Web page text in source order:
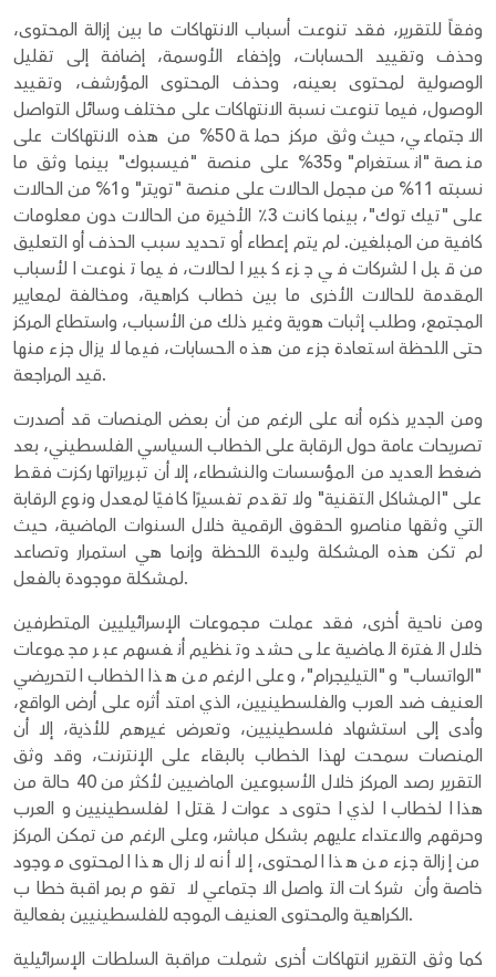
وفقاً للتقرير، فقد تنوعت أسباب الانتهاكات ما بين إزالة المحتوى،
وحذف وتقييد الحسابات، وإخفاء الأوسمة، إضافة إلى تقليل
الوصولية لمحتوى بعينه، وحذف المحتوى المؤرشف، وتقييد
الوصول، فيما تنوعت نسبة الانتهاكات على مختلف وسائل التواصل
الاجتماعي، حيث وثق مركز حملة 50% من هذه الانتهاكات على
منصة "انستغرام" و35% على منصة "فيسبوك" بينما وثق ما
نسبته 11% من مجمل الحالات على منصة "تويتر" و1% من الحالات
على "تيك توك"، بينما كانت 3٪ الأخيرة من الحالات دون معلومات
كافية من المبلغين. لم يتم إعطاء أو تحديد سبب الحذف أو التعليق
من قبل الشركات في جزء كبير الحالات، فيما تنوعت الأسباب
المقدمة للحالات الأخرى ما بين خطاب كراهية، ومخالفة لمعايير
المجتمع، وطلب إثبات هوية وغير ذلك من الأسباب، واستطاع المركز
حتى اللحظة استعادة جزء من هذه الحسابات، فيما لا يزال جزء منها
قيد المراجعة.
ومن الجدير ذكره أنه على الرغم من أن بعض المنصات قد أصدرت
تصريحات عامة حول الرقابة على الخطاب السياسي الفلسطيني، بعد
ضغط العديد من المؤسسات والنشطاء، إلا أن تبريراتها ركزت فقط
على "المشاكل التقنية" ولا تقدم تفسيرًا كافيًا لمعدل ونوع الرقابة
التي وثقها مناصرو الحقوق الرقمية خلال السنوات الماضية، حيث
لم تكن هذه المشكلة وليدة اللحظة وإنما هي استمرار وتصاعد
لمشكلة موجودة بالفعل.
ومن ناحية أخرى، فقد عملت مجموعات الإسرائيليين المتطرفين
خلال الفترة الماضية على حشد وتنظيم أنفسهم عبر مجموعات
"الواتساب" و"التيليجرام"، وعلى الرغم من هذا الخطاب التحريضي
العنيف ضد العرب والفلسطينيين، الذي امتد أثره على أرض الواقع،
وأدى إلى استشهاد فلسطينيين، وتعرض غيرهم للأذية، إلا أن
المنصات سمحت لهذا الخطاب بالبقاء على الإنترنت، وقد وثق
التقرير رصد المركز خلال الأسبوعين الماضيين لأكثر من 40 حالة من
هذا الخطاب الذي احتوى دعوات لقتل الفلسطينيين والعرب
وحرقهم والاعتداء عليهم بشكل مباشر، وعلى الرغم من تمكن المركز
من إزالة جزء من هذا المحتوى، إلا أنه لا زال هذا المحتوى موجود
خاصة وأن شركات التواصل الاجتماعي لا تقوم بمراقبة خطاب
الكراهية والمحتوى العنيف الموجه للفلسطينيين بفعالية.
كما وثق التقرير انتهاكات أخرى شملت مراقبة السلطات الإسرائيلية